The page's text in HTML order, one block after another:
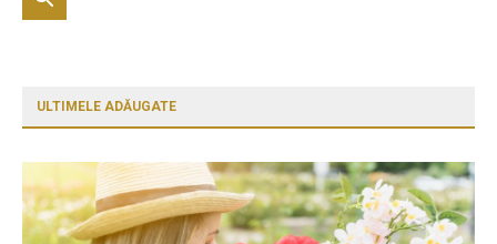
ULTIMELE ADĂUGATE